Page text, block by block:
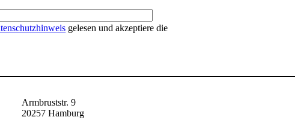
gelesen und akzeptiere die
Armbruststr. 9
20257 Hamburg